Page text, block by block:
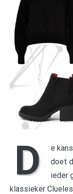
D
e
doet
ieder
klassieker